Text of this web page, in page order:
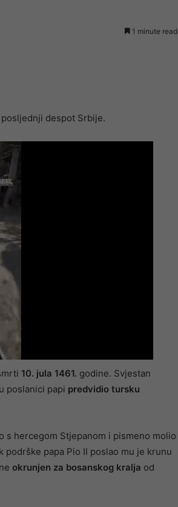
1 minute read
despot Srbije.
10. jula 1461. godine. Svjestan
poslanici papi predvidio tursku
s hercegom Stjepanom i pismeno molio
podrške papa Pio II poslao mu je krunu
okrunjen za bosanskog kralja od